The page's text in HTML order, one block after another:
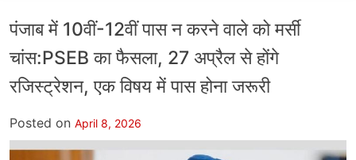
पंजाब में 10वीं-12वीं पास न करने वाले को मर्सी
चांस:PSEB का फैसला, 27 अप्रैल से होंगे
रजिस्ट्रेशन, एक विषय में पास होना जरूरी
Posted on April 8, 2026